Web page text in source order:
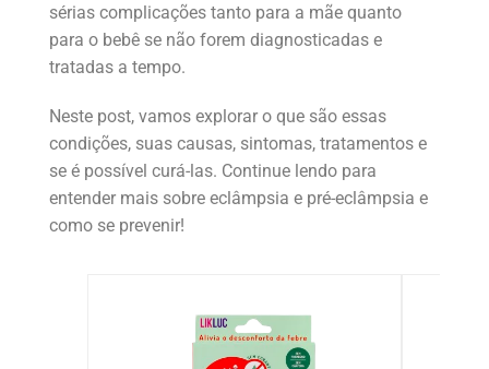
sérias complicações tanto para a mãe quanto
para o bebê se não forem diagnosticadas e
tratadas a tempo.
Neste post, vamos explorar o que são essas
condições, suas causas, sintomas, tratamentos e
se é possível curá-las. Continue lendo para
entender mais sobre eclâmpsia e pré-eclâmpsia e
como se prevenir!